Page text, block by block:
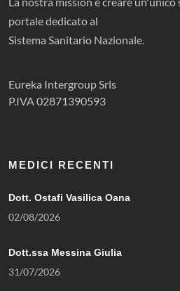
portale dedicato al
Sistema Sanitario Nazionale.
Eureka Intergroup Srls
P.IVA 02871390593
MEDICI RECENTI
Dott. Ostafi Vasilica Oana
02/08/2026
Dott.ssa Messina Giulia
31/07/2026